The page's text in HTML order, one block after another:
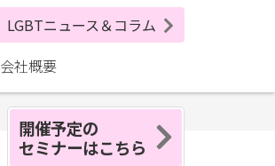
LGBTニュース＆コラム
会社概要
開催予定の
セミナーはこちら